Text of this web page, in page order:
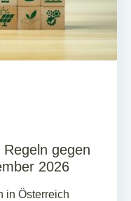
gegen
2026
in Österreich